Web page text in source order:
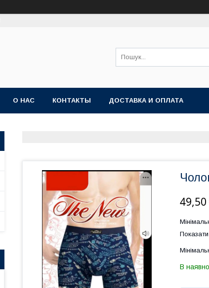
О НАС КОНТАКТЫ ДОСТАВКА И ОПЛАТА
49,50
Показати
В